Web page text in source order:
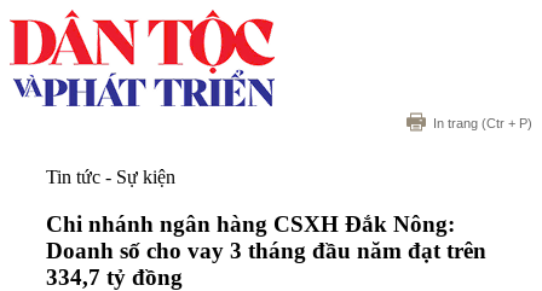
In trang (Ctr + P)
Tin tức - Sự kiện
Chi nhánh ngân hàng CSXH Đắk Nông:
Doanh số cho vay 3 tháng đầu năm đạt trên
334,7 tỷ đồng